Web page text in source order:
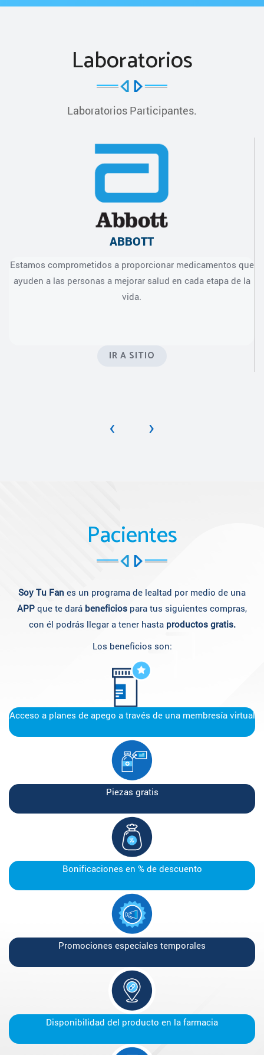
Laboratorios
Laboratorios Participantes.
ABBOTT
Estamos comprometidos a proporcionar medicamentos que
ayuden a las personas a mejorar salud en cada etapa de la
vida.
IR A SITIO
‹ ›
Pacientes
Soy Tu Fan es un programa de lealtad por medio de una
APP que te dará beneficios para tus siguientes compras,
con él podrás llegar a tener hasta productos gratis.
Los beneficios son:
Acceso a planes de apego a través de una membresía virtual
Piezas gratis
Bonificaciones en % de descuento
Promociones especiales temporales
Disponibilidad del producto en la farmacia